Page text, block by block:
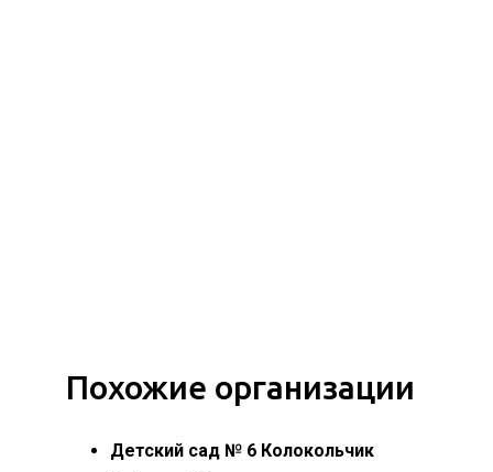
Похожие организации
Детский сад № 6 Колокольчик